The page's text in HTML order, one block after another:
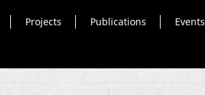
Projects Publications Events